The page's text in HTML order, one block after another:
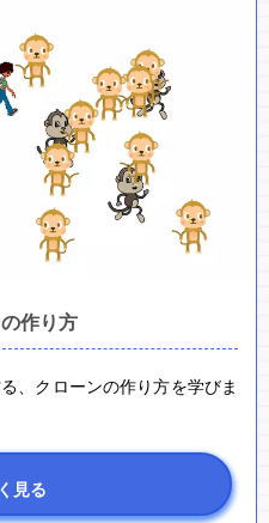
作り方
、クローンの作り方を学びま
見る